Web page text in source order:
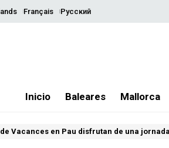
Français Русский
Inicio Baleares Mallorca
Vacances en Pau disfrutan de una